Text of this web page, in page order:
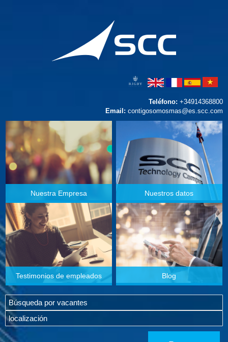
Teléfono: +34914368800
Email: contigosomosmas@es.scc.com
Nuestra Empresa Nuestros datos
Testimonios de empleados Blog